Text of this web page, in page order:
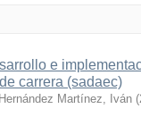
e
carrera (sadaec)
Hernández Martínez, Iván (